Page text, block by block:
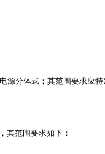
源分体式；其范围要求应
其范围要求如下：